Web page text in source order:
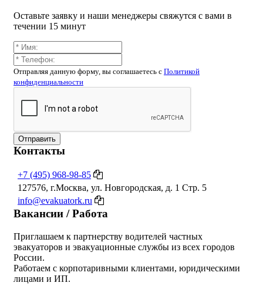
Оставьте заявку и наши менеджеры свяжутся с вами в
течении 15 минут
Отправляя данную форму, вы соглашаетесь c Политикой
конфиденциальности
Отправить
Контакты
+7 (495) 968-98-85
127576, г.Москва, ул. Новгородская, д. 1 Стр. 5
info@evakuatork.ru
Вакансии / Работа
Приглашаем к партнерству водителей частных
эвакуаторов и эвакуационные службы из всех городов
России.
Работаем с корпотаривными клиентами, юридическими
лицами и ИП.